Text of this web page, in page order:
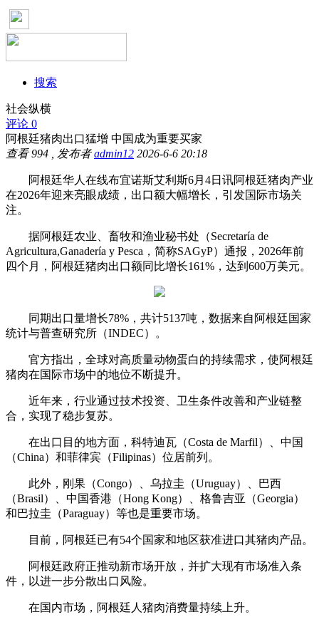
搜索
社会纵横
评论 0
阿根廷猪肉出口猛增 中国成为重要买家
查看994 , 发布者admin12 2026-6-6 20:18
阿根廷华人在线布宜诺斯艾利斯6月4日讯阿根廷猪肉产业
在2026年迎来亮眼成绩，出口额大幅增长，引发国际市场关
注。
据阿根廷农业、畜牧和渔业秘书处（Secretaría de
Agricultura,Ganadería y Pesca，简称SAGyP）通报，2026年前
四个月，阿根廷猪肉出口额同比增长161%，达到600万美元。
同期出口量增长78%，共计5137吨，数据来自阿根廷国家
统计与普查研究所（INDEC）。
官方指出，全球对高质量动物蛋白的持续需求，使阿根廷
猪肉在国际市场中的地位不断提升。
近年来，行业通过技术投资、卫生条件改善和产业链整
合，实现了稳步复苏。
在出口目的地方面，科特迪瓦（Costa de Marfil）、中国
（China）和菲律宾（Filipinas）位居前列。
此外，刚果（Congo）、乌拉圭（Uruguay）、巴西
（Brasil）、中国香港（Hong Kong）、格鲁吉亚（Georgia）
和巴拉圭（Paraguay）等也是重要市场。
目前，阿根廷已有54个国家和地区获准进口其猪肉产品。
阿根廷政府正推动新市场开放，并扩大现有市场准入条
件，以进一步分散出口风险。
在国内市场，阿根廷人猪肉消费量持续上升。